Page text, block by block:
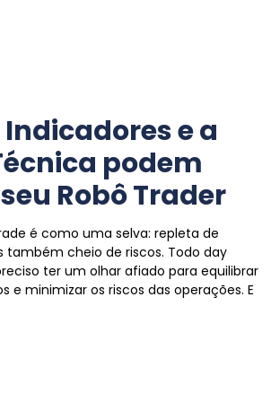
e a
podem
Robô Trader
é como uma selva: repleta de
também cheio de riscos. Todo day
ter um olhar afiado para equilibrar
e minimizar os riscos das operações. E